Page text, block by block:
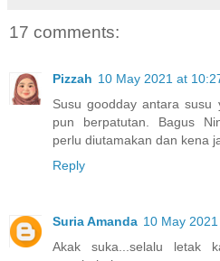
17 comments:
Pizzah 10 May 2021 at
Susu goodday antara
pun berpatutan. Bagus
perlu diutamakan dan kena
Reply
Suria Amanda 10 May
Akak suka...selalu letak